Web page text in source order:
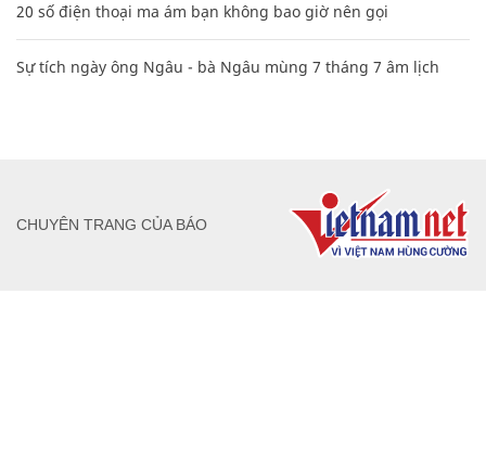
20 số điện thoại ma ám bạn không bao giờ nên gọi
Sự tích ngày ông Ngâu - bà Ngâu mùng 7 tháng 7 âm lịch
CHUYÊN TRANG CỦA BÁO